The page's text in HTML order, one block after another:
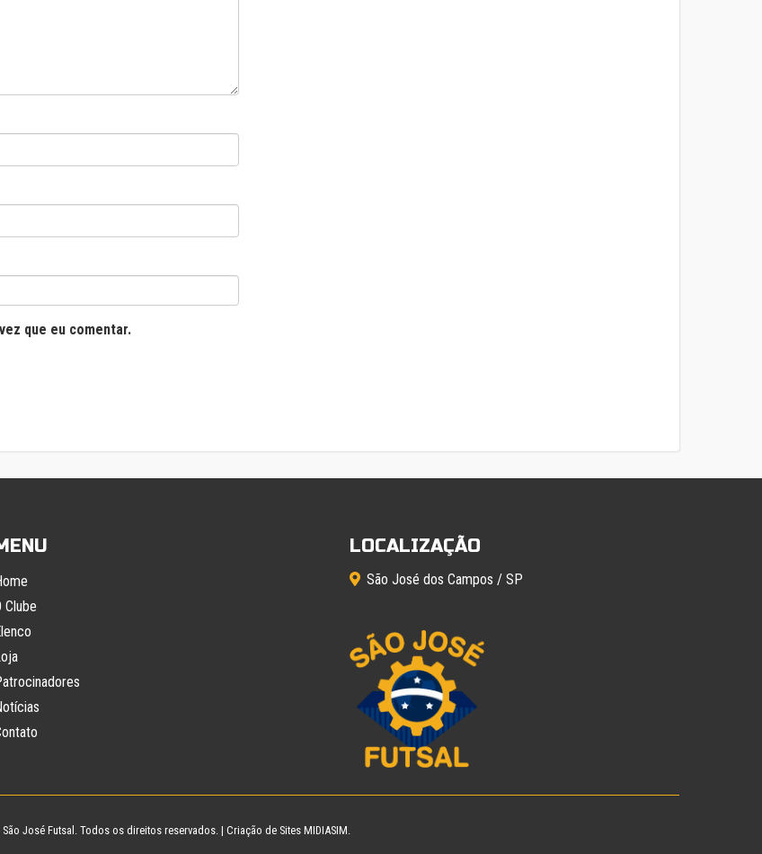
que eu comentar.
Clube
LOCALIZAÇÃO
São José dos Campos / SP
São José Futsal . Todos os direitos reservados. | Criação de Sites MIDIASIM.